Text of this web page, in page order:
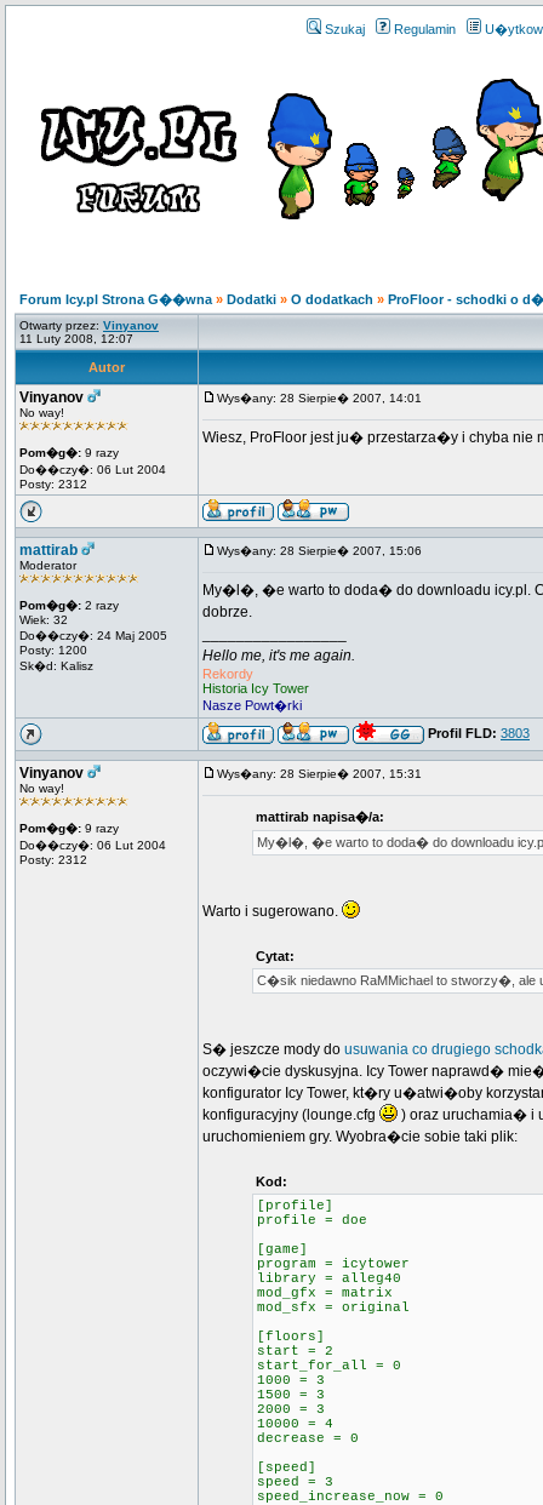
Szukaj Regulamin
Forum Icy.pl Strona G��wna » Dodatki » O dodatkach » ProFloor - schodki o
Otwarty przez: Vinyanov
11 Luty 2008, 12:07
Autor
Vinyanov
No way!
Pom�g�: 9 razy
Do��czy�: 06 Lut 2004
Posty: 2312
Wys�any: 28 Sierpie� 2007, 14:01
Wiesz, ProFloor jest ju� przestarza�y i chyba
mattirab
Moderator
Pom�g�: 2 razy
Wiek: 32
Do��czy�: 24 Maj 2005
Posty: 1200
Sk�d: Kalisz
Wys�any: 28 Sierpie� 2007, 15:06
My�l�, �e warto to doda� do downloadu icy.pl.
dobrze.
Hello me, it's me again.
Rekordy
Historia Icy Tower
Nasze Powt�rki
Profil FLD: 3803
Vinyanov
No way!
Pom�g�: 9 razy
Do��czy�: 06 Lut 2004
Posty: 2312
Wys�any: 28 Sierpie� 2007, 15:31
mattirab napisa�/a:
My�l�, �e warto to doda� do downloadu
Warto i sugerowano.
Cytat:
C�sik niedawno RaMMichael to stworzy�,
S� jeszcze mody do usuwania co drugiego
oczywi�cie dyskusyjna. Icy Tower naprawd�
konfigurator Icy Tower, kt�ry u�atwi�oby
konfiguracyjny (lounge.cfg
) oraz uruchamia� i
uruchomieniem gry. Wyobra�cie sobie taki plik:
Kod:
[profile]
profile = doe
[game]
program = icytower
library = alleg40
mod_gfx = matrix
mod_sfx = original
[floors]
start = 2
start_for_all = 0
1000 = 3
1500 = 3
2000 = 3
10000 = 4
decrease = 0
[speed]
speed = 3
speed_increase_now = 0